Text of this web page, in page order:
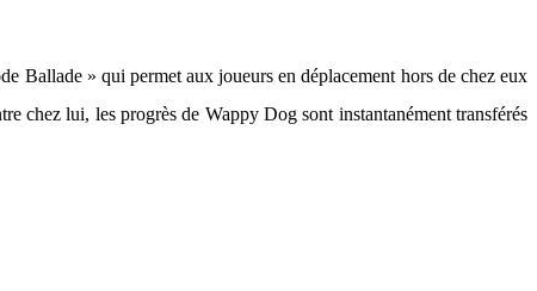
» qui permet aux joueurs en déplacement hors de chez eux
chez lui, les progrès de Wappy Dog sont instantanément transférés